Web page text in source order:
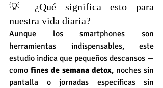
💡 ¿Qué significa esto para
nuestra vida diaria?
Aunque los smartphones son
herramientas indispensables, este
estudio indica que pequeños descansos —
como fines de semana detox, noches sin
pantalla o jornadas específicas sin